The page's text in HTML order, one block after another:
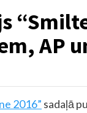
AP
2016” sadaļā